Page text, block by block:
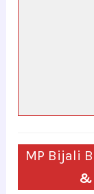
MP Bijali
&